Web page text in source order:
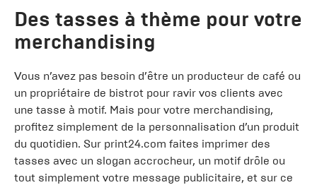
Des tasses à thème pour votre
merchandising
Vous n’avez pas besoin d’être un producteur de café ou
un propriétaire de bistrot pour ravir vos clients avec
une tasse à motif. Mais pour votre merchandising,
profitez simplement de la personnalisation d’un produit
du quotidien. Sur print24.com faites imprimer des
tasses avec un slogan accrocheur, un motif drôle ou
tout simplement votre message publicitaire, et sur ce